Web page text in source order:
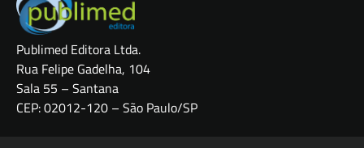
Publimed Editora Ltda.
Rua Felipe Gadelha, 104
Sala 55 – Santana
CEP: 02012-120 – São Paulo/SP